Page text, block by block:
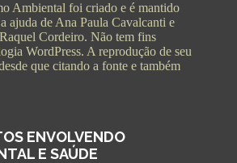
Ambiental foi criado e é mantido
ajuda de Ana Paula Cavalcanti e
Cordeiro. Não tem fins
WordPress. A reprodução de seu
que citando a fonte e também
ENVOLVENDO
E SAÚDE